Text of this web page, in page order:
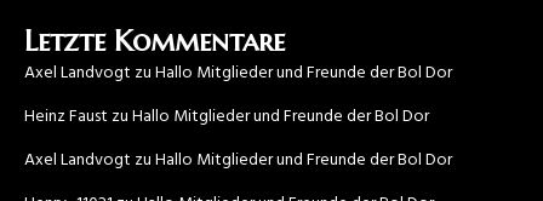
Letzte Kommentare
Axel Landvogt zuHallo Mitglieder und Freunde der Bol Dor
Heinz Faust zuHallo Mitglieder und Freunde der Bol Dor
Axel Landvogt zuHallo Mitglieder und Freunde der Bol Dor